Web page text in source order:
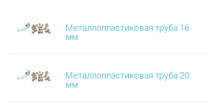
Металлопластиковая труба 16
мм
Металлопластиковая труба 20
мм